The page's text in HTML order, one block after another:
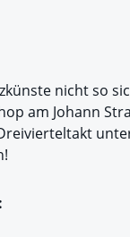
nicht so
am Johann